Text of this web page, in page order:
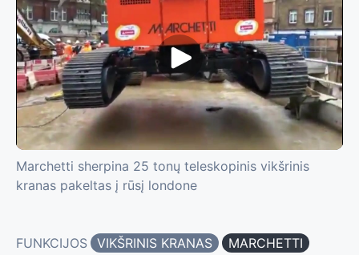
Marchetti sherpina 25 tonų teleskopinis vikšrinis
kranas pakeltas į rūsį londone
FUNKCIJOS VIKŠRINIS KRANAS
MARCHETTI